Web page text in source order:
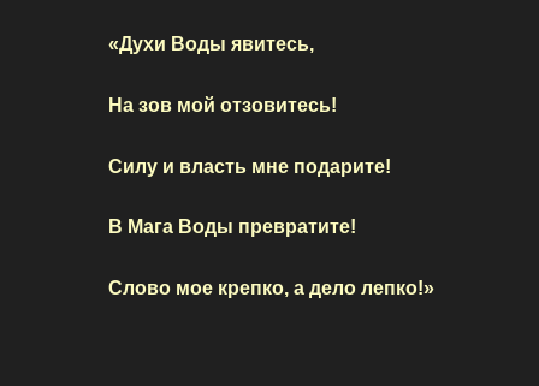
«Духи Воды явитесь,
На зов мой отзовитесь!
Силу и власть мне подарите!
В Мага Воды превратите!
Слово мое крепко, а дело лепко!»